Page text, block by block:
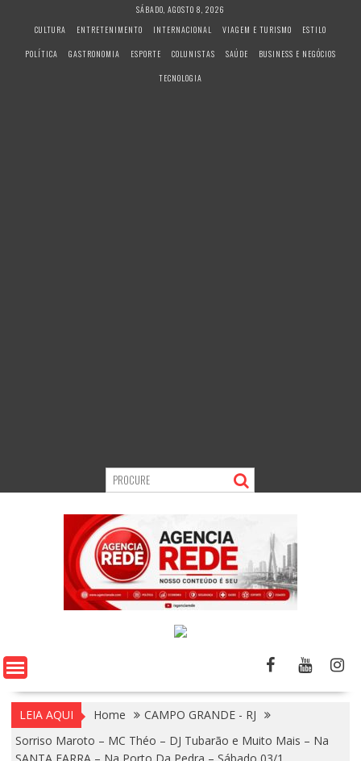
SÁBADO, AGOSTO 8, 2026
CULTURA
ENTRETENIMENTO INTERNACIONAL VIAGEM E TURISMO
ESTILO
POLÍTICA
GASTRONOMIA ESPORTE COLUNISTAS SAÚDE
BUSINESS E NEGÓCIOS
TECNOLOGIA
LEIA AQUI Home
CAMPO GRANDE - RJ
Sorriso Maroto – MC Théo – DJ Tubarão e Muito Mais – Na